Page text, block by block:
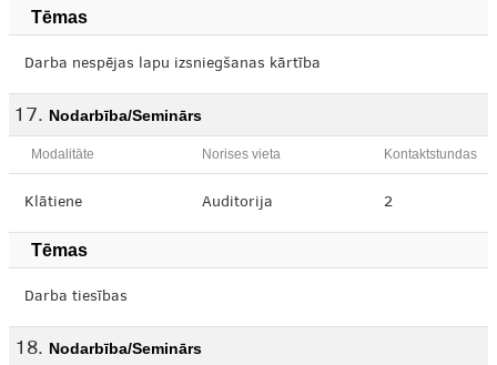
Tēmas
Darba nespējas lapu izsniegšanas kārtība
Nodarbība/Seminārs
Modalitāte Norises vieta Kontaktstundas
Klātiene Auditorija 2
Tēmas
Darba tiesības
Nodarbība/Seminārs